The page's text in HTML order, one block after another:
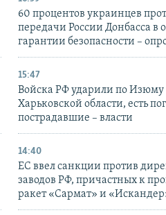
60 процентов украинцев
передачи России Донбасса в
гарантии безопасности –
15:47
Войска РФ ударили по Изюму
Харьковской области, есть
пострадавшие – власти
14:40
ЕС ввел санкции против
заводов РФ, причастных к
ракет «Сармат» и